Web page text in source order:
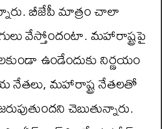
బీజేపీ మాత్రం చాలా
వేస్తోందంటా. మహారాష్ట్రపై
ఉండేందుకు నిర్ణయం
మహారాష్ట్ర నేతలతో
చెబుతున్నారు.